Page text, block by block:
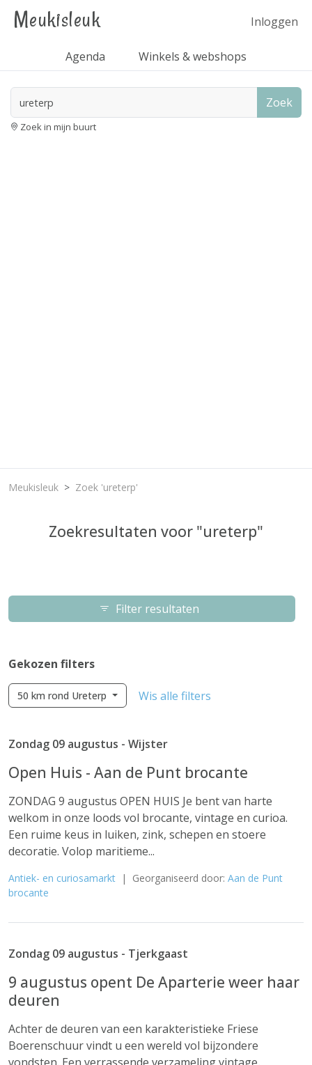
Meukisleuk Inloggen
Agenda Winkels & webshops
Zoek
Zoek in mijn buurt
Meukisleuk Zoek 'ureterp'
Zoekresultaten voor "ureterp"
Filter resultaten
Gekozen filters
50 km rond Ureterp Wis alle filters
Zondag 09 augustus - Wijster
Open Huis - Aan de Punt brocante
ZONDAG 9 augustus OPEN HUIS Je bent van harte
welkom in onze loods vol brocante, vintage en curioa.
Een ruime keus in luiken, zink, schepen en stoere
decoratie. Volop maritieme...
Antiek- en curiosamarkt | Georganiseerd door: Aan de Punt
brocante
Zondag 09 augustus - Tjerkgaast
9 augustus opent De Aparterie weer haar
deuren
Achter de deuren van een karakteristieke Friese
Boerenschuur vindt u een wereld vol bijzondere